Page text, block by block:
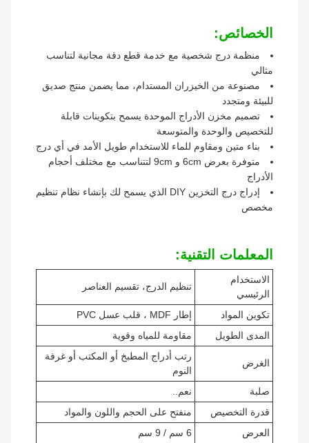
الخصائص:
منظمة درج شخصية مع خدمة قطع دقة مجانية لتناسب
مثالي
مصنوعة من الخيزران المستدام، مما يضمن منتج صديق
للبيئة ومتجدد
تصميم مخزن الأدراج الموحدة يسمح بتكوينات قابلة
للتخصيص والوحدة والمتوسعة
بناء متين ومقاوم للماء للاستخدام طويل الأمد في أي درج
متوفرة بعرض 6cm و 9cm لتتناسب مع مختلف أحجام
الأدراج
إدراج درج التخزين DIY الذي يسمح لك بإنشاء نظام تنظيم
مخصص
المعلمات التقنية:
الاستخدام
الرئيسي
تنظيم الدرج، تقسيم العناصر
تكوين المواد
إطار MDF ، قلب عسل PVC
المدى الطويل
مقاومة للمياه وقوية
الغرض
رتب أدراج المطبخ أو المكتب أو غرفة
النوم
صلبة
نعم..
قدرة التخصيص
منفتح على الحجم واللون والمواد
العرض
6 سم / 9 سم